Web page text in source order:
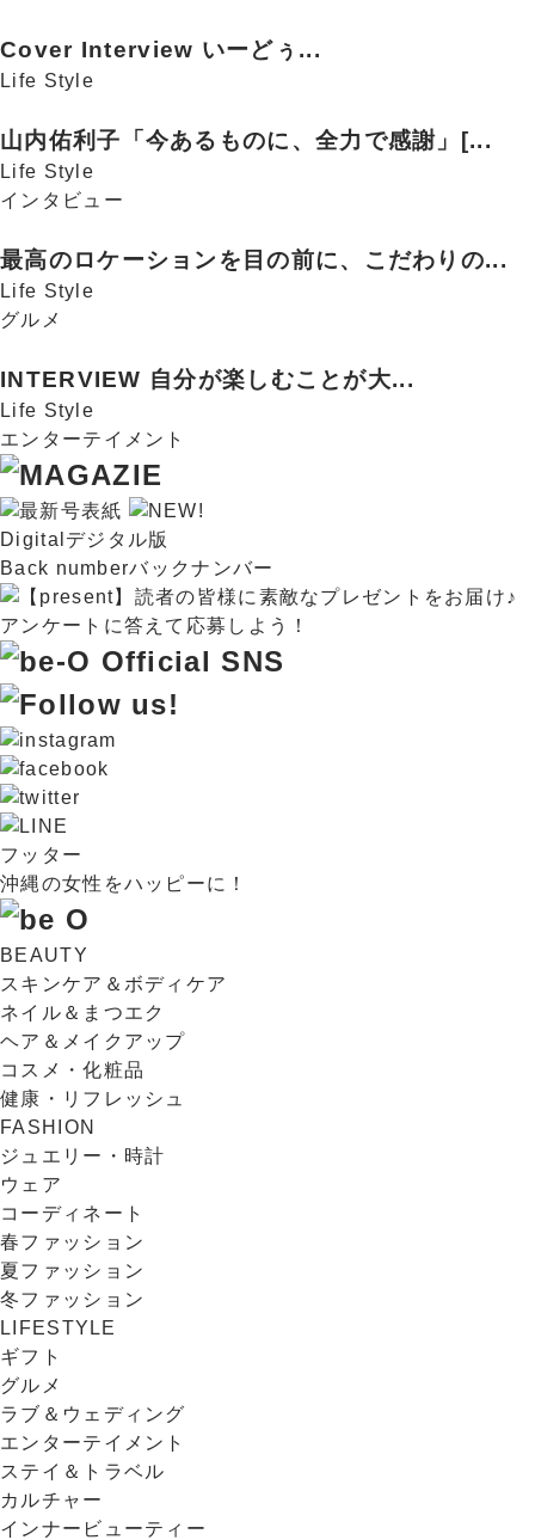
Cover Interview いーどぅ...
Life Style
山内佑利子「今あるものに、全力で感謝」[...
Life Style
インタビュー
最高のロケーションを目の前に、こだわりの...
Life Style
グルメ
INTERVIEW 自分が楽しむことが大...
Life Style
エンターテイメント
Digital デジタル版
Back numberバックナンバー
フッター
沖縄の女性をハッピーに！
BEAUTY
スキンケア＆ボディケア
ネイル＆まつエク
ヘア＆メイクアップ
コスメ・化粧品
健康・リフレッシュ
FASHION
ジュエリー・時計
ウェア
コーディネート
春ファッション
夏ファッション
冬ファッション
LIFESTYLE
ギフト
グルメ
ラブ＆ウェディング
エンターテイメント
ステイ＆トラベル
カルチャー
インナービューティー